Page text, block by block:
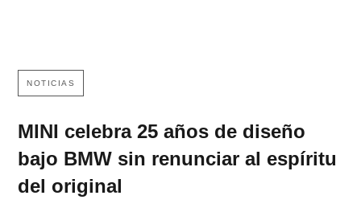
NOTICIAS
MINI celebra 25 años de diseño
bajo BMW sin renunciar al espíritu
del original